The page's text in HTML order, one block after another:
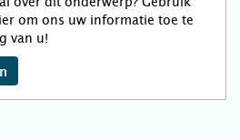
om ons uw informatie toe te
van u!